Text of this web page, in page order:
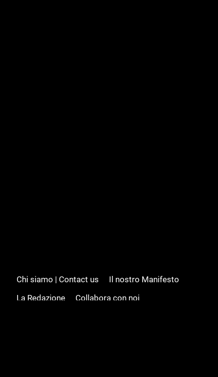
Chi siamo | Contact us
Il nostro Manifesto
La Redazione
Collabora con noi